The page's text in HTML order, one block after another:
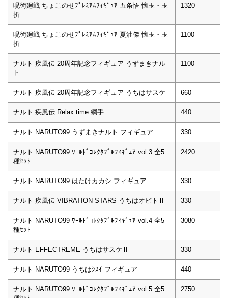
呪術廻戦 ちょこのせﾌﾟﾚﾐｱﾑﾌｨｷﾞｭｱ 五条悟 懐玉・玉
折
1320
呪術廻戦 ちょこのせﾌﾟﾚﾐｱﾑﾌｨｷﾞｭｱ 夏油傑 懐玉・玉
折
1100
ナルト 疾風伝 20周年記念フィギュア うずまきナル
ト
1100
ナルト 疾風伝 20周年記念フィギュア うちはサスケ 660
ナルト 疾風伝 Relax time 綱手 440
ナルト NARUTO99 うずまきナルト フィギュア 330
ナルト NARUTO99 ﾜｰﾙﾄﾞｺﾚｸﾀﾌﾞﾙﾌｨｷﾞｭｱ vol.3 全5
種ｾｯﾄ
2420
ナルト NARUTO99 はたけカカシ フィギュア 330
ナルト 疾風伝 VIBRATION STARS うちはオビトⅡ 330
ナルト NARUTO99 ﾜｰﾙﾄﾞｺﾚｸﾀﾌﾞﾙﾌｨｷﾞｭｱ vol.4 全5
種ｾｯﾄ
3080
ナルト EFFECTREME うちはサスケⅡ 330
ナルト NARUTO99 うちはｼｽｲ フィギュア 440
ナルト NARUTO99 ﾜｰﾙﾄﾞｺﾚｸﾀﾌﾞﾙﾌｨｷﾞｭｱ vol.5 全5
2750